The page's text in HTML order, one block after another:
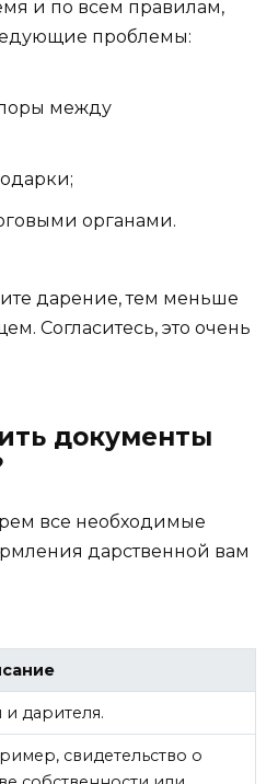
и по всем правилам,
проблемы:
между
органами.
дарение, тем меньше
Согласитесь, это очень
документы
все необходимые
дарственной вам
дарителя.
свидетельство о